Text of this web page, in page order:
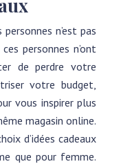
n’est pas
personnes n’ont
de perdre votre
votre budget,
vous inspirer plus
magasin online.
d’idées cadeaux
que pour femme.